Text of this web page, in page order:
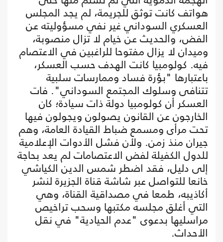
هواتف كانت توثق للجريمة، لم يجد المجلس
العسكري السوداني غير نفي مسؤوليته عن
الفض، والحديث عن خيام لا تزال منصوبة،
وميدان لا يزال مفتوحا للراغبين في الاعتصام
فيه. كولومبيا كانت الهدف حسب العسكر،
باعتبارها "بؤرة فساد وممارسات سلبية
تتنافى وسلوك المجتمع السوداني". فات
العسكر أن كولومبيا دولة ذات سيادة؛ كان
الخارجون عن القانون يصولون ويجولون فيها
تحت مرأى ومسمع ضباط القيادة العامة، وهم
جيران منذ زمن. ولأن فشل الأدوات الإعلامية
للدول الكفيلة لفض الاعتصامات لم يعد بحاجة
إلى دليل، فقد اضطر شمس الدين الكياشي
خانعا للتواصل عبر شاشة قناة الجزيرة لنشر
أكاذيبه، طمعا في مصداقية القناة، وهي
التي أغلق مجلسه مكتبها وسحب تراخيص
مراسليها بدعوى "عدم الحيادية" في نقل
الأحداث.